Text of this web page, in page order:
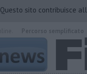
Questo sito contribuisce